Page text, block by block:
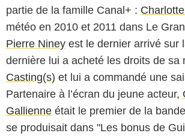
partie de la famille Canal+ :
météo en 2010 et 2011 dans Le
Pierre Niney est le dernier arrivé sur
dernière lui a acheté les droits de sa
Casting(s) et lui a commandé une
Partenaire à l’écran du jeune acteur,
Gallienne était le premier de la
se produisait dans "Les bonus de